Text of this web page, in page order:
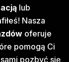
lub
Nasza
oferuje
pomogą Ci
pozbyć się